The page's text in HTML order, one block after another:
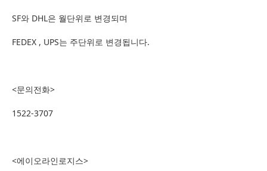
SF와 DHL은 월단위로 변경되며
FEDEX , UPS는 주단위로 변경됩니다.
<문의전화>
1522-3707
<에이오라인로지스>